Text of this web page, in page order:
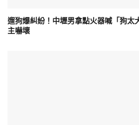
遛狗爆糾紛！中壢男拿點火器喊「狗太
主嚇壞